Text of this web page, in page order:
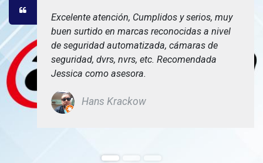
Excelente atención, Cumplidos y serios, muy
buen surtido en marcas reconocidas a nivel
de seguridad automatizada, cámaras de
seguridad, dvrs, nvrs, etc. Recomendada
Jessica como asesora.
Hans Krackow